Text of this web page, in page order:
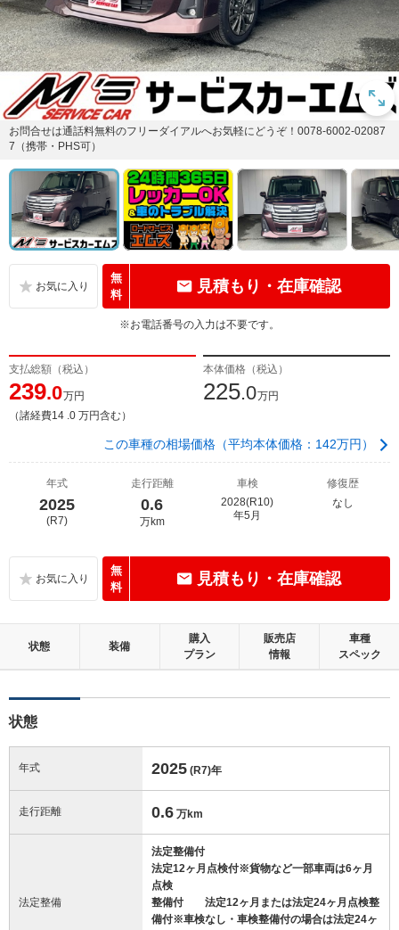
お問合せは通話料無料のフリーダイアルへお気軽にどうぞ！0078-6002-02087
7（携帯・PHS可）
無
料
見積もり・在庫確認
※お電話番号の入力は不要です。
支払総額（税込）
239.0万円
（諸経費14 .0 万円含む）
本体価格（税込）
225.0万円
この車種の相場価格（平均本体価格：142万円）
年式
2025
(R7)
走行距離
0.6
万km
車検
2028(R10)
年5月
修復歴
なし
無
料
見積もり・在庫確認
状態 装備
購入
プラン
販売店
情報
車種
スペック
状態
年式 2025 (R7)年
走行距離 0.6 万km
法定整備
法定整備付
法定12ヶ月点検付※貨物など一部車両は6ヶ月
点検
整備付 法定12ヶ月または法定24ヶ月点検整
備付※車検なし・車検整備付の場合は法定24ヶ